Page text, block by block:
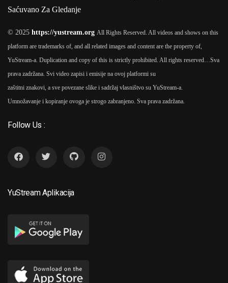
Saćuvano Za Gledanje
© 2025 https://yustream.org All Rights Reserved. All videos and shows on this
platform are trademarks of, and all related images and content are the property of,
YuStream-a. Duplication and copy of this is strictly prohibited. All rights reserved… Sva
prava zadržana. Svi video zapisi i emisije na ovoj platformi su
zaštitni znakovi, a sve povezane slike i sadržaj vlasništvo su YuStream-a.
Umnožavanje i kopiranje ovoga je strogo zabranjeno. Sva prava zadržana.
Follow Us :
YuStream Aplikacija